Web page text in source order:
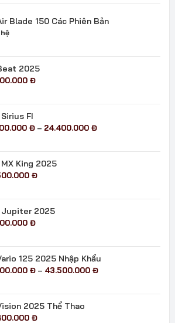
Blade 150 Các Phiên Bản
2025
Đ
FI
Đ – 24.400.000 ĐKhoảng
MX King 2025
Đ
Jupiter 2025
Đ
125 2025 Nhập Khẩu
Đ – 43.500.000 ĐKhoảng
2025 Thể Thao
Đ